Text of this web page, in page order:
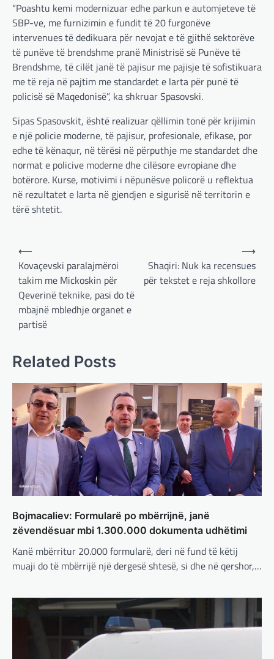
“Poashtu kemi modernizuar edhe parkun e automjeteve të
SBP-ve, me furnizimin e fundit të 20 furgonëve
intervenues të dedikuara për nevojat e të gjithë sektorëve
të punëve të brendshme pranë Ministrisë së Punëve të
Brendshme, të cilët janë të pajisur me pajisje të sofistikuara
me të reja në pajtim me standardet e larta për punë të
policisë së Maqedonisë”, ka shkruar Spasovski.
Sipas Spasovskit, është realizuar qëllimin tonë për krijimin
e një policie moderne, të pajisur, profesionale, efikase, por
edhe të kënaqur, në tërësi në përputhje me standardet dhe
normat e policive moderne dhe cilësore evropiane dhe
botërore. Kurse, motivimi i nëpunësve policorë u reflektua
në rezultatet e larta në gjendjen e sigurisë në territorin e
tërë shtetit.
Post
navigation
⟵
Kovaçevski paralajmëroi
takim me Mickoskin për
Qeverinë teknike, pasi do të
mbajnë mbledhje organet e
partisë
Shaqiri: Nuk ka recensues
për tekstet e reja shkollore
⟶
Related Posts
Bojmacaliev: Formularë po mbërrijnë, janë
zëvendësuar mbi 1.300.000 dokumenta udhëtimi
Kanë mbërritur 20.000 formularë, deri në fund të këtij
muaji do të mbërrijë një dergesë shtesë, si dhe në qershor,…
BOTA,LAJME MË TË FUNDIT,OPINIONE,
RAJONI,
Gjermani, ekspertët sugjerojnë
400 miliardë euro për mbrojtje
nuk pret. CDU/CSU dhe SPD po vazhdojnë…
BOTA,LAJME,MISTER,RAJONI, SPECIALE
Çka ndodhë tash pas
ndërprerjes së ndihmës
ushtarake për Ukrainën nga
Trump
adminadmin March 4, 2025
Pas takimit të liderëve evropianë në Londër,
francezët dhe britanikët kanë hartuar një
BOTA,KRONIKË E ZEZË,LAJME,
TOP
Trump ndërpreu ndihmën
Ukrainës: Të vendosur për
vazhdimin e bashkëpunimit me
SHBA!
adminadmin